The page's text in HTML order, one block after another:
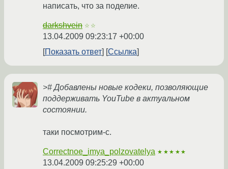
написать, что за поделие.
darkshvein ☆☆
13.04.2009 09:23:17 +00:00
Показать ответ
Ссылка
># Добавлены новые кодеки, позволяющие
поддерживать YouTube в актуальном
состоянии.
таки посмотрим-с.
Correctnoe_imya_polzovatelya ★★★★★
13.04.2009 09:25:29 +00:00